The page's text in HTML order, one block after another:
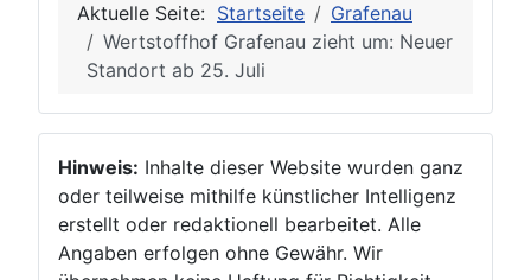
Aktuelle Seite: Startseite
Grafenau
Wertstoffhof Grafenau zieht um: Neuer
Standort ab 25. Juli
Hinweis: Inhalte dieser Website wurden ganz
oder teilweise mithilfe künstlicher Intelligenz
erstellt oder redaktionell bearbeitet. Alle
Angaben erfolgen ohne Gewähr. Wir